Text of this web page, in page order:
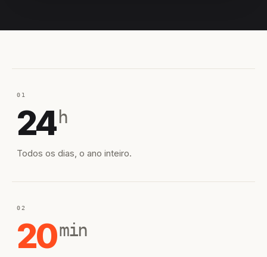
01
24 h
Todos os dias, o ano inteiro.
02
20min